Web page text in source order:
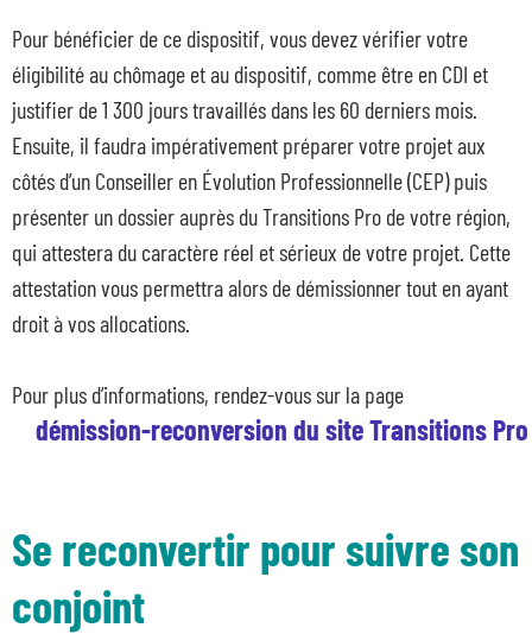
Nos dispositifs
Entreprises et organismes de formation
Les métiers qui recrutent
Actualités
Blog
Pour bénéficier de ce dispositif, vous devez vérifier votre
éligibilité au chômage et au dispositif, comme être en CDI et
justifier de 1 300 jours travaillés dans les 60 derniers mois.
Ensuite, il faudra impérativement préparer votre projet aux
côtés d’un Conseiller en Évolution Professionnelle (CEP) puis
présenter un dossier auprès du Transitions Pro de votre région,
qui attestera du caractère réel et sérieux de votre projet. Cette
attestation vous permettra alors de démissionner tout en ayant
droit à vos allocations.
Pour plus d’informations, rendez-vous sur la page
démission-reconversion du site Transitions Pro
Se reconvertir pour suivre son
conjoint